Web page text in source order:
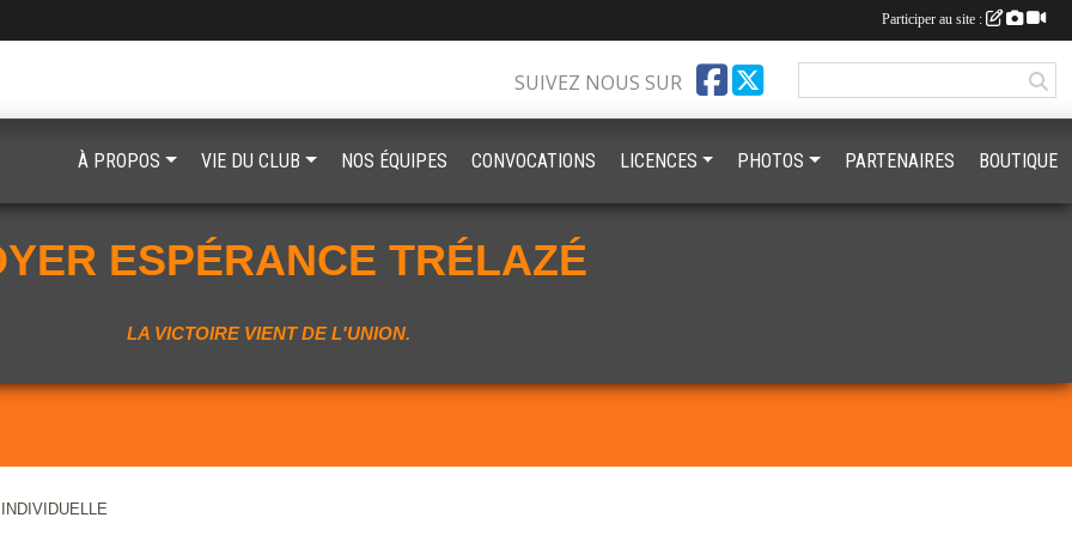
ESPÉRANCE TRÉLAZÉ
LA VICTOIRE VIENT DE L'UNION.
SUIVEZ NOUS SUR
À PROPOS VIE DU CLUB NOS ÉQUIPES CONVOCATIONS LICENCES PHOTOS PARTENAIRES BOUTIQUE
Participer au site :